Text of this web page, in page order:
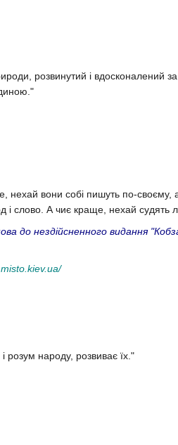
розвинутий i вдосконалений за
нехай вони собi пишуть по-своєму,
i слово. А чиє краще, нехай судять
до нeздiйсненного видання
розум народу, розвиває їх."